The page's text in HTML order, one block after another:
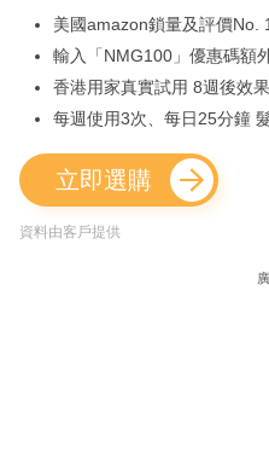
美國amazon鎖量及評價No. 1
輸入「NMG100」優惠碼額
香港用家真實試用 8週後效
每週使用3次、每日25分鐘
立即選購
資料由客戶提供